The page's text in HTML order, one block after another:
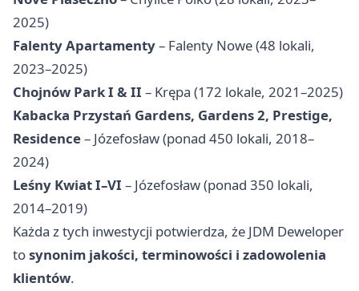
2025)
Falenty Apartamenty– Falenty Nowe (48 lokali,
2023–2025)
Chojnów Park I & II – Krępa (172 lokale, 2021–2025)
Kabacka Przystań Gardens, Gardens 2, Prestige,
Residence– Józefosław (ponad 450 lokali, 2018–
2024)
Leśny Kwiat I–VI – Józefosław (ponad 350 lokali,
2014–2019)
Każda z tych inwestycji potwierdza, że JDM Deweloper
tosynonim jakości, terminowości i zadowolenia
klientów.